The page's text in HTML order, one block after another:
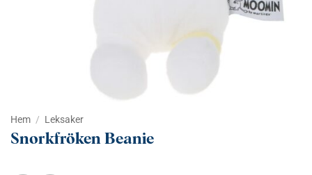
Hem / Leksaker
Snorkfröken Beanie